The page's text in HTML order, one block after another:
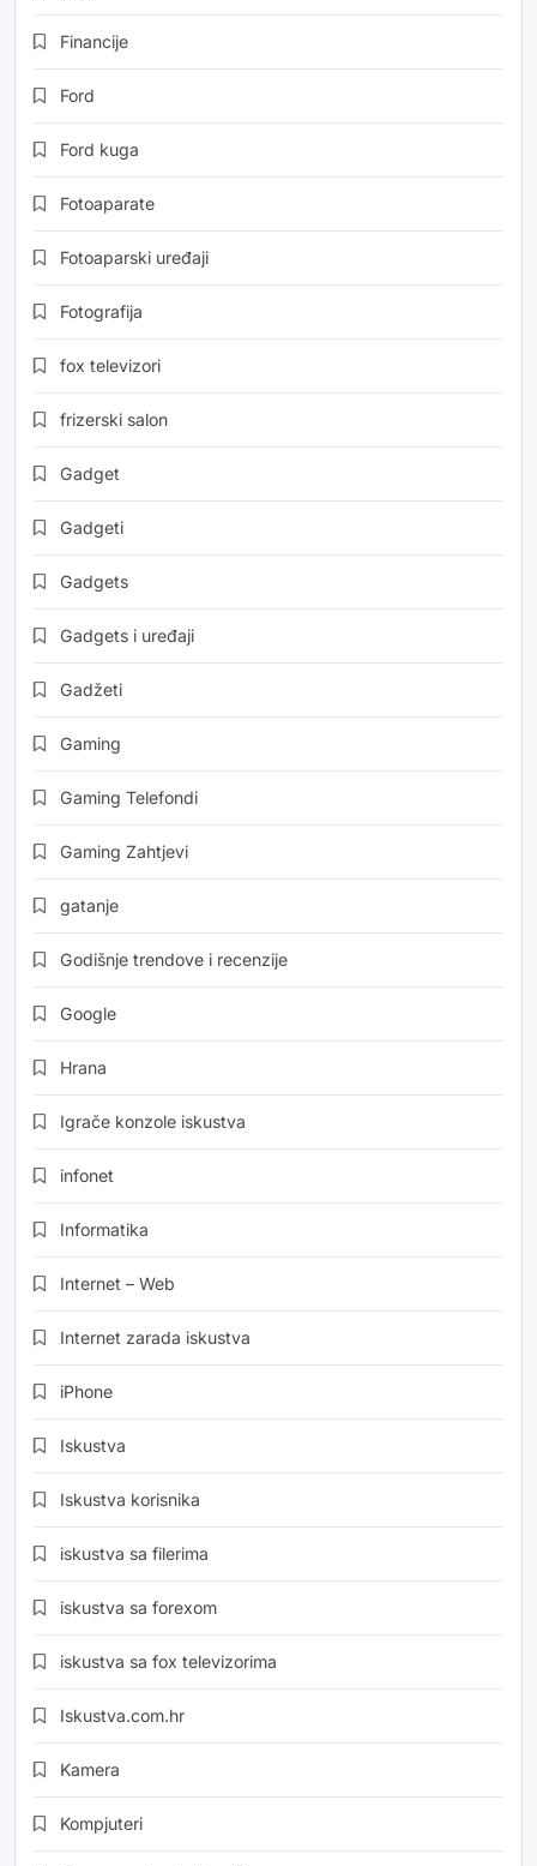
Financije
Ford
Ford kuga
Fotoaparate
Fotoaparski uređaji
Fotografija
fox televizori
frizerski salon
Gadget
Gadgeti
Gadgets
Gadgets i uređaji
Gadžeti
Gaming
Gaming Telefondi
Gaming Zahtjevi
gatanje
Godišnje trendove i recenzije
Google
Hrana
Igrače konzole iskustva
infonet
Informatika
Internet – Web
Internet zarada iskustva
iPhone
Iskustva
Iskustva korisnika
iskustva sa filerima
iskustva sa forexom
iskustva sa fox televizorima
Iskustva.com.hr
Kamera
Kompjuteri